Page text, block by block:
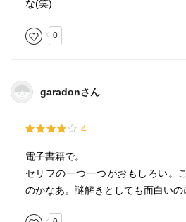
【桜井沙希／さくらい・さき】高
【篠田雄一／しのだ・ゆういち】
った。
【脂肪熱】《それは、ダイエット
を燃焼させようとして、無駄な努
る。》p.89
【白坂昭雄／しらさか・あきお】
記者。
な(笑)
0
garadonさん
4
電子書籍で。
セリフの一つ一つがおもしろい。
のかなあ。謎解きとしても面白いの